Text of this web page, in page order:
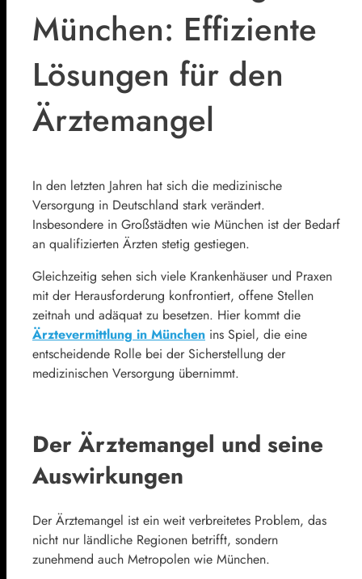
München: Effiziente
Lösungen für den
Ärztemangel
In den letzten Jahren hat sich die medizinische
Versorgung in Deutschland stark verändert.
Insbesondere in Großstädten wie München ist der Bedarf
an qualifizierten Ärzten stetig gestiegen.
Gleichzeitig sehen sich viele Krankenhäuser und Praxen
mit der Herausforderung konfrontiert, offene Stellen
zeitnah und adäquat zu besetzen. Hier kommt die
Ärztevermittlung in München ins Spiel, die eine
entscheidende Rolle bei der Sicherstellung der
medizinischen Versorgung übernimmt.
Der Ärztemangel und seine
Auswirkungen
Der Ärztemangel ist ein weit verbreitetes Problem, das
nicht nur ländliche Regionen betrifft, sondern
zunehmend auch Metropolen wie München.